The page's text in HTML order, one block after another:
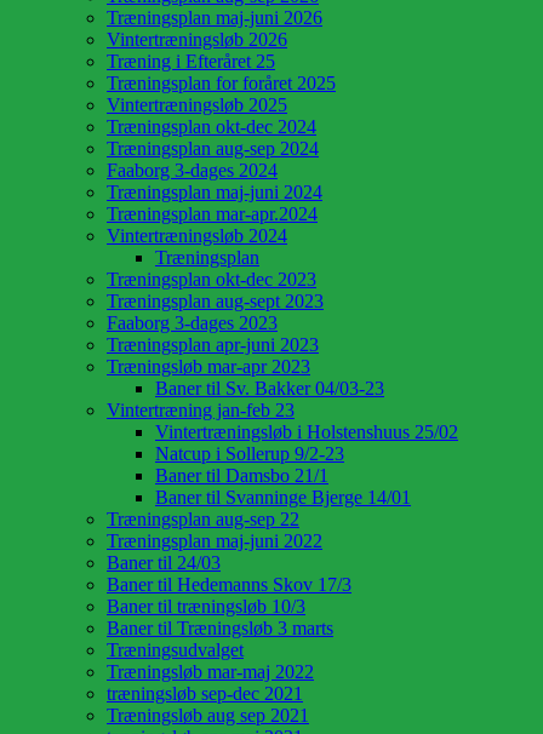
Træningsplan maj-juni 2026
Vintertræningsløb 2026
Træning i Efteråret 25
Træningsplan for foråret 2025
Vintertræningsløb 2025
Træningsplan okt-dec 2024
Træningsplan aug-sep 2024
Faaborg 3-dages 2024
Træningsplan maj-juni 2024
Træningsplan mar-apr.2024
Vintertræningsløb 2024
Træningsplan
Træningsplan okt-dec 2023
Træningsplan aug-sept 2023
Faaborg 3-dages 2023
Træningsplan apr-juni 2023
Træningsløb mar-apr 2023
Baner til Sv. Bakker 04/03-23
Vintertræning jan-feb 23
Vintertræningsløb i Holstenshuus 25/02
Natcup i Sollerup 9/2-23
Baner til Damsbo 21/1
Baner til Svanninge Bjerge 14/01
Træningsplan aug-sep 22
Træningsplan maj-juni 2022
Baner til 24/03
Baner til Hedemanns Skov 17/3
Baner til træningsløb 10/3
Baner til Træningsløb 3 marts
Træningsudvalget
Træningsløb mar-maj 2022
træningsløb sep-dec 2021
Træningsløb aug sep 2021